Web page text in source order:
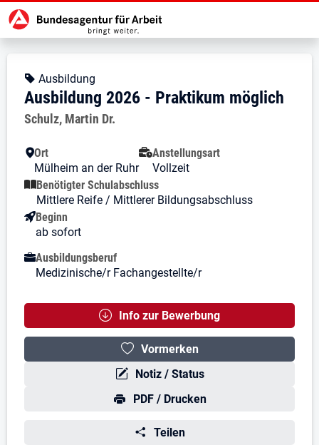
Zur Jobsuche Startseite
Stellendetails zu: Ausbildung
Ausbildung 2026 -
Ausbildung 2026 - Praktikum
Kopfbereich
Angebotsart:
Ausbildung
Ausbildung 2026 - Praktikum möglich
Arbeitgeber:
Schulz, Martin Dr.
Besondere Merkmale
Ort
Mülheim an der Ruhr
Anstellungsart
Vollzeit
Benötigter Schulabschluss
Mittlere Reife / Mittlerer Bildungsabschluss
Beginn
ab sofort
Ausbildungsberuf
Medizinische/r Fachangestellte/r
Info zur Bewerbung
Vormerken
Notiz / Status
PDF / Drucken
Teilen